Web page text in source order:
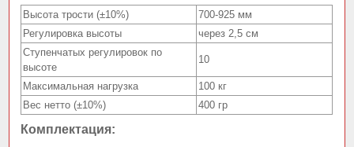
Высота трости (±10%)
700-925 мм
Регулировка высоты
через 2,5 см
Ступенчатых регулировок по
высоте
10
Максимальная нагрузка
100 кг
Вес нетто (±10%)
400 гр
Комплектация: